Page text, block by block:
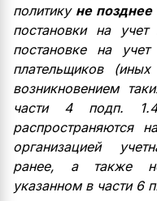
политику не
постановки на
постановке на
плательщиков
возникновением
части 4 подп.
распространяются
организацией
ранее, а также
указанном в части 6